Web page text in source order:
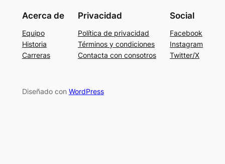
Acerca de
Equipo
Historia
Carreras
Privacidad
Política de privacidad
Términos y condiciones
Contacta con consotros
Social
Facebook
Instagram
Twitter/X
Diseñado con WordPress